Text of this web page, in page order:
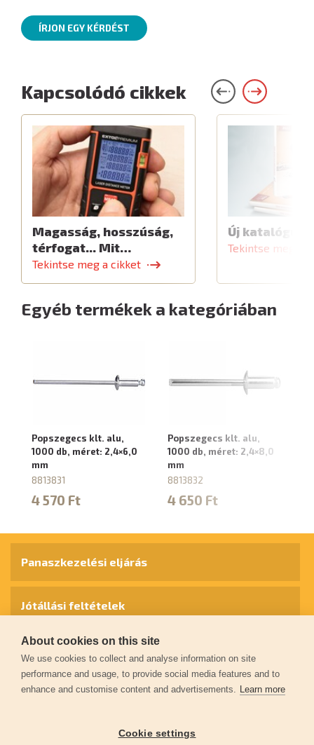
ÍRJON EGY KÉRDÉST
Kapcsolódó cikkek
Magasság, hosszúság,
térfogat... Mit…
Tekintse meg a cikket
Új katalógus
Tekintse meg a
Egyéb termékek a kategóriában
Popszegecs klt. alu,
1000 db, méret: 2,4×6,0
mm
8813831
4 570 Ft
Popszegecs klt. alu,
1000 db, méret: 2,4×8,0
mm
8813832
4 650 Ft
Panaszkezelési eljárás
Jótállási feltételek
Személyes adatok védelme
Kapcsolat
Garancia regisztráció
About cookies on this site
We use cookies to collect and analyse information on site
performance and usage, to provide social media features and to
enhance and customise content and advertisements. Learn more
Cookie settings